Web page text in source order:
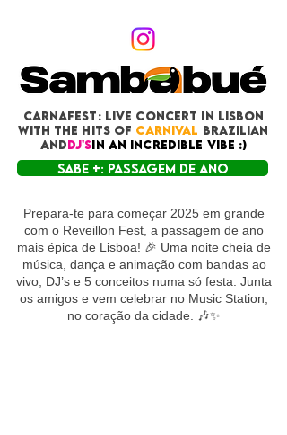
CARNAFEST: LIVE CONCERT in Lisbon
with THE HITS OF CARNIVAL BRAZILIAN
andDJ'sin an incredible vibe :)
SABE +: PASSAGEM DE ANO
Prepara-te para começar 2025 em grande
com o Reveillon Fest, a passagem de ano
mais épica de Lisboa! 🎉 Uma noite cheia de
música, dança e animação com bandas ao
vivo, DJ’s e 5 conceitos numa só festa. Junta
os amigos e vem celebrar no Music Station,
no coração da cidade. 🎶✨